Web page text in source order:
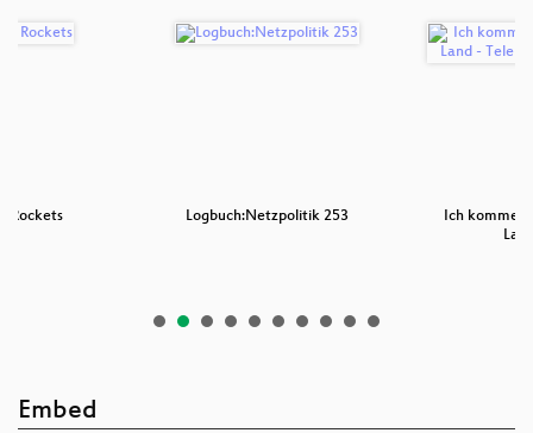
Rockets Logbuch:Netzpolitik 253
Ich komme
Embed